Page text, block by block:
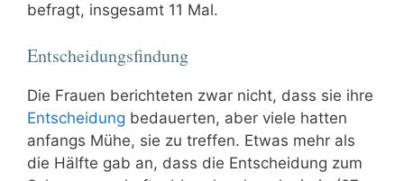
befragt, insgesamt 11 Mal.
Entscheidungsfindung
Die Frauen berichteten zwar nicht, dass sie ihre
Entscheidung bedauerten, aber viele hatten
anfangs Mühe, sie zu treffen. Etwas mehr als
die Hälfte gab an, dass die Entscheidung zum